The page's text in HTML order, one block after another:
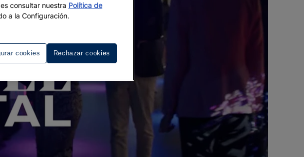
consultar nuestra Política de
a la Configuración.
cookies Rechazar cookies